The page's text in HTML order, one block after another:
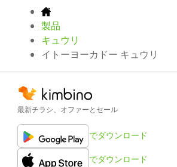
製品
キュウリ
イトーヨーカドー キュウリ
最新チラシ、オファーとセール
でダウンロード
でダウンロード